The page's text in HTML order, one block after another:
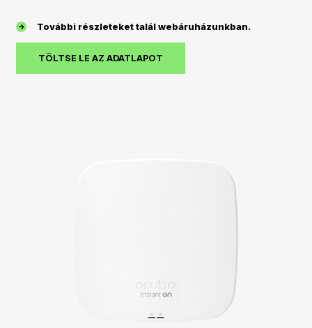
További részleteket talál webáruházunkban.
TÖLTSE LE AZ ADATLAPOT